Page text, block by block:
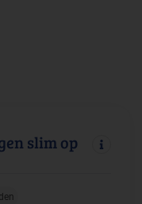
slim op